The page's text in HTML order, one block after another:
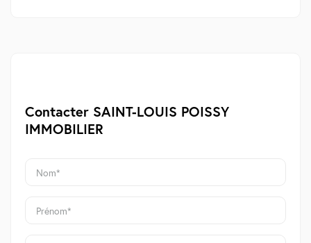
Contacter SAINT-LOUIS POISSY
IMMOBILIER